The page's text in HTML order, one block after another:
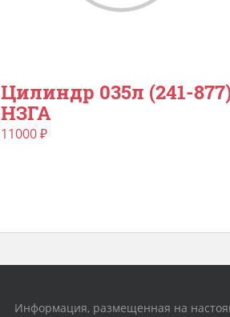
Цилиндр 035л (241-
НЗГА
11000₽
Информация, размещенная на